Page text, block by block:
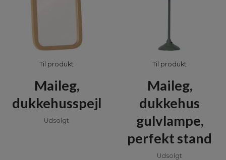
Til produkt
Maileg,
dukkehusspejl
Udsolgt
Til produkt
Maileg,
dukkehus
gulvlampe,
perfekt stand
Udsolgt